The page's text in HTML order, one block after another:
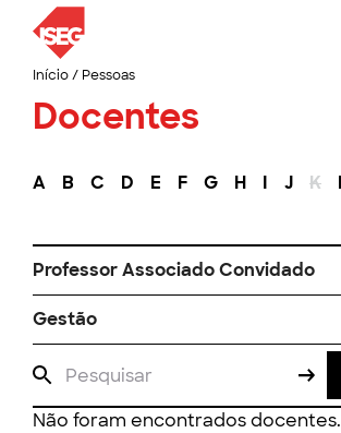
Início/ Pessoas
Docentes
A B C D E F G H I J K
Professor Associado Convidado
Gestão
Não foram encontrados docentes.